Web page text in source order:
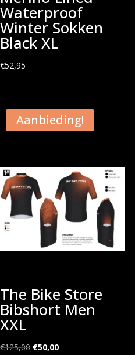
Waterproof
Winter Sokken
Black XL
€52,95
Aanbieding!
The Bike Store
Bibshort Men
XXL
€125,00 Oorspronkelijke
€50,00Huidige